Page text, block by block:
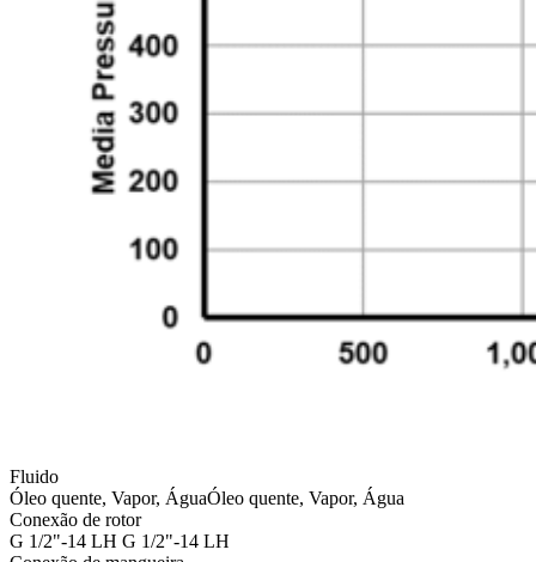
Fluido
Óleo quente, Vapor, ÁguaÓleo quente, Vapor, Água
Conexão de rotor
G 1/2"-14 LH G 1/2"-14 LH